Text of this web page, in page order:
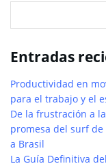
Entradas
Productividad en
para el trabajo y el
De la frustración a
promesa del surf
a Brasil
La Guía Definitiva